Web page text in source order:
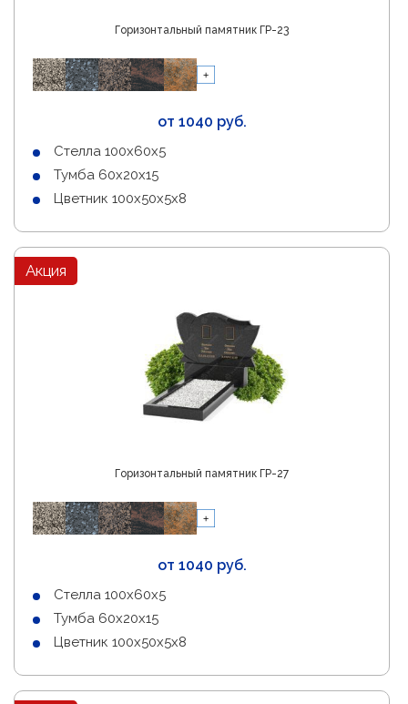
Горизонтальный памятник ГР-23
от 1040 руб.
Стелла 100х60х5
Тумба 60х20х15
Цветник 100х50х5х8
Акция
Горизонтальный памятник ГР-27
от 1040 руб.
Стелла 100х60х5
Тумба 60х20х15
Цветник 100х50х5х8